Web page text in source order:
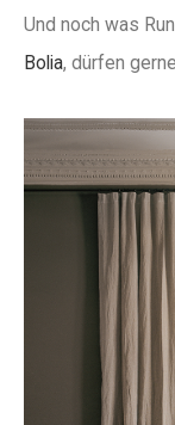
Und noch was
Bolia, dürfen